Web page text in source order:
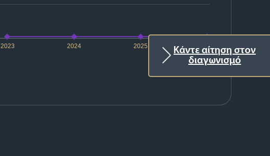
Κάντε αίτηση στον
διαγωνισμό
2023 2024 2025 2026